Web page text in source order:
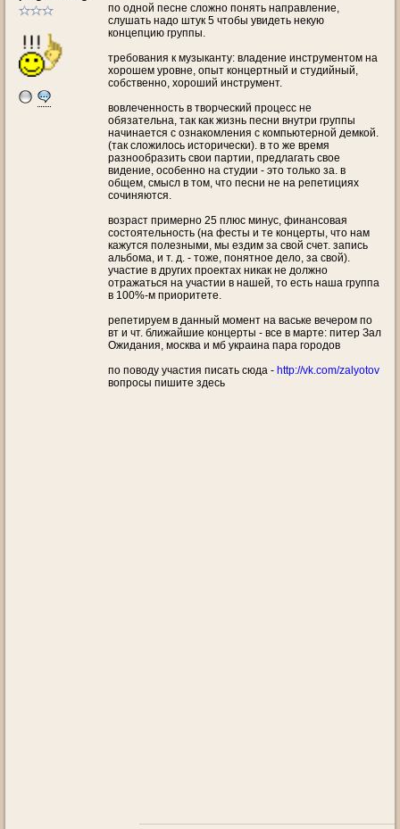
по одной песне сложно понять направление,
слушать надо штук 5 чтобы увидеть некую
концепцию группы.
требования к музыканту: владение инструментом на
хорошем уровне, опыт концертный и студийный,
собственно, хороший инструмент.
вовлеченность в творческий процесс не
обязательна, так как жизнь песни внутри группы
начинается с ознакомления с компьютерной демкой.
(так сложилось исторически). в то же время
разнообразить свои партии, предлагать свое
видение, особенно на студии - это только за. в
общем, смысл в том, что песни не на репетициях
сочиняются.
возраст примерно 25 плюс минус, финансовая
состоятельность (на фесты и те концерты, что нам
кажутся полезными, мы ездим за свой счет. запись
альбома, и т. д. - тоже, понятное дело, за свой).
участие в других проектах никак не должно
отражаться на участии в нашей, то есть наша группа
в 100%-м приоритете.
репетируем в данный момент на ваське вечером по
вт и чт. ближайшие концерты - все в марте: питер Зал
Ожидания, москва и мб украина пара городов
по поводу участия писать сюда - http://vk.com/zalyotov
вопросы пишите здесь